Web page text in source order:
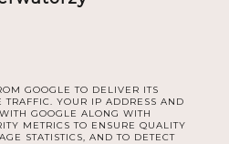
GOOGLE TO DELIVER ITS
TRAFFIC. YOUR IP ADDRESS AND
GOOGLE ALONG WITH
METRICS TO ENSURE QUALITY
STATISTICS, AND TO DETECT